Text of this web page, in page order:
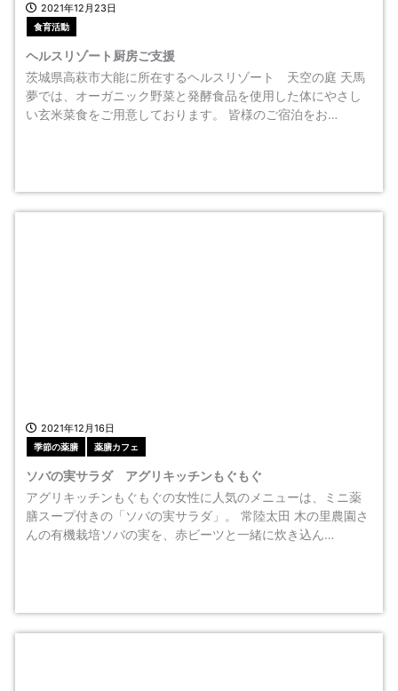
2021年12月23日
食育活動
ヘルスリゾート厨房ご支援
茨城県高萩市大能に所在するヘルスリゾート 天空の庭 天馬
夢では、オーガニック野菜と発酵食品を使用した体にやさし
い玄米菜食をご用意しております。 皆様のご宿泊をお…
2021年12月16日
季節の薬膳 薬膳カフェ
ソバの実サラダ アグリキッチンもぐもぐ
アグリキッチンもぐもぐの女性に人気のメニューは、ミニ薬
膳スープ付きの「ソバの実サラダ」。 常陸太田 木の里農園さ
んの有機栽培ソバの実を、赤ビーツと一緒に炊き込ん…